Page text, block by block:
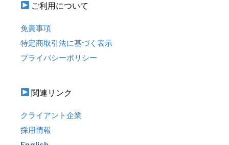
ご利用について
免責事項
特定商取引法に基づく表示
プライバシーポリシー
関連リンク
クライアント企業
採用情報